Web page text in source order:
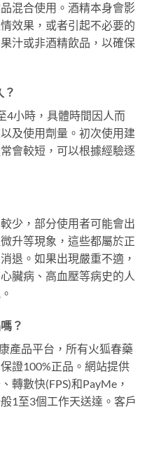
混合使用。酒精本身會影
效果，或者引起不必要的
汁或非酒精飲品，以確保
4小時，具體時間因人而
及使用劑量。初次使用建
會較短，可以根據經驗逐
少，部分使用者可能會出
升等現象，這些都屬於正
退。如果出現嚴重不適，
臟病、高血壓等病史的人
？
產品平台，所有火狐春藥
證100%正品。網站提供
轉數快(FPS)和PayMe，
1至3個工作天送達。客戶